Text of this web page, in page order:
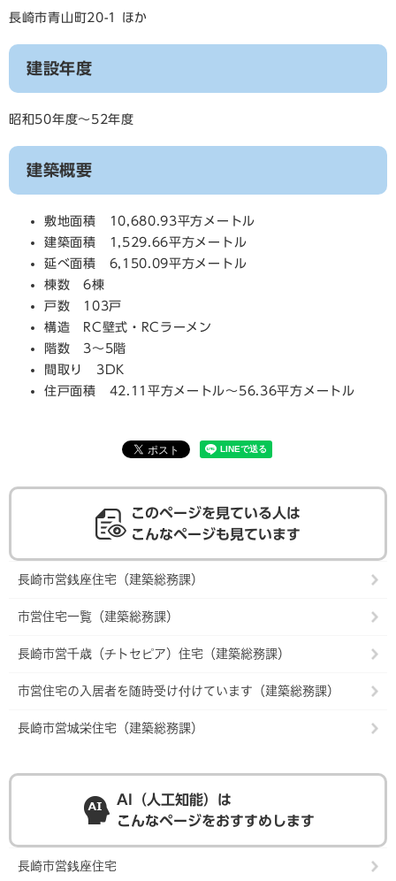
長崎市青山町20-1 ほか
建設年度
昭和50年度～52年度
建築概要
敷地面積 10,680.93平方メートル
建築面積 1,529.66平方メートル
延べ面積 6,150.09平方メートル
棟数 6棟
戸数 103戸
構造 RC壁式・RCラーメン
階数 3～5階
間取り 3DK
住戸面積 42.11平方メートル～56.36平方メートル
このページを見ている人は
こんなページも見ています
長崎市営銭座住宅（建築総務課）
市営住宅一覧（建築総務課）
長崎市営千歳（チトセピア）住宅（建築総務課）
市営住宅の入居者を随時受け付けています（建築総務課）
長崎市営城栄住宅（建築総務課）
AI（人工知能）は
こんなページをおすすめします
長崎市営銭座住宅